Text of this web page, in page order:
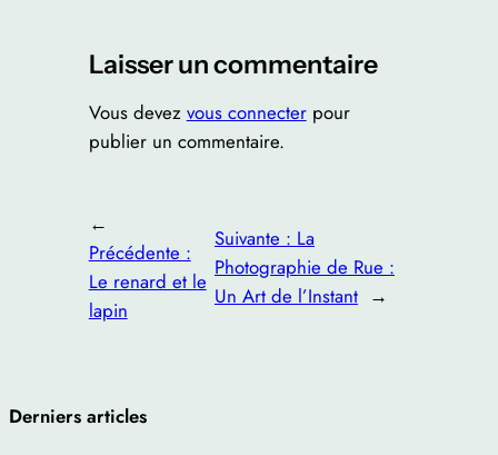
Laisser un commentaire
Vous devez vous connecterpour
publier un commentaire.
←
Précédente :
Le renard et le
lapin
Suivante : La
Photographie de Rue :
Un Art de l’Instant →
Derniers articles